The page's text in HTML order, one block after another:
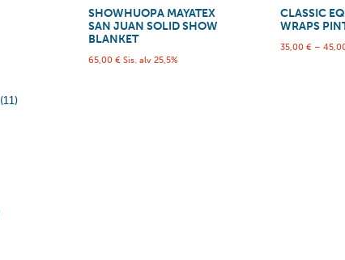
(11)
SHOWHUOPA MAYATEX
SAN JUAN SOLID SHOW
BLANKET
65,00€ Sis. alv 25,5%
CLASSIC
WRAPS
35,00 € –